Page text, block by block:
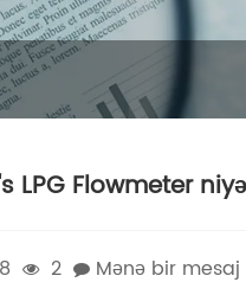
LPG Flowmeter
2
Mənə bir mesaj